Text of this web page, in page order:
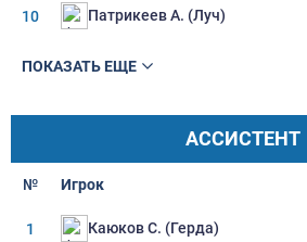
10 Патрикеев А. (Луч)
ПОКАЗАТЬ ЕЩЕ
АССИСТЕНТ
№ Игрок
1 Каюков С. (Герда)